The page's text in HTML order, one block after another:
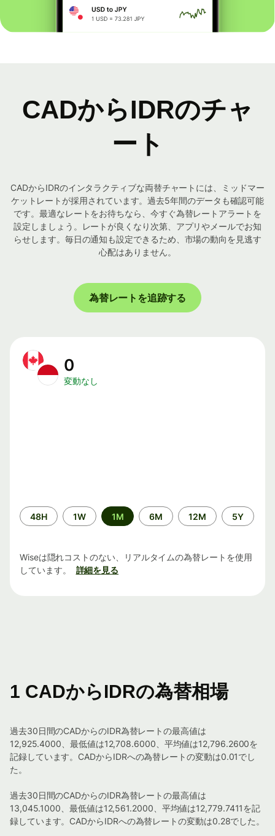
CADからIDRのチャ
ート
CADからIDRのインタラクティブな両替チャートには、ミッドマー
ケットレートが採用されています。過去5年間のデータも確認可能
です。最適なレートをお待ちなら、今すぐ為替レートアラートを
設定しましょう。レートが良くなり次第、アプリやメールでお知
らせします。毎日の通知も設定できるため、市場の動向を見逃す
心配はありません。
為替レートを追跡する
0
変動なし
期
間
48H 1W 1M 6M 12M 5Y
Wiseは隠れコストのない、リアルタイムの為替レートを使用
しています。
詳細を見る
1 CADからIDRの為替相場
過去30日間のCADからのIDR為替レートの最高値は
12,925.4000、最低値は12,708.6000、平均値は12,796.2600を
記録しています。CADからIDRへの為替レートの変動は0.01でし
た。
過去30日間のCADからのIDR為替レートの最高値は
13,045.1000、最低値は12,561.2000、平均値は12,779.7411を記
録しています。CADからIDRへの為替レートの変動は0.28でした。